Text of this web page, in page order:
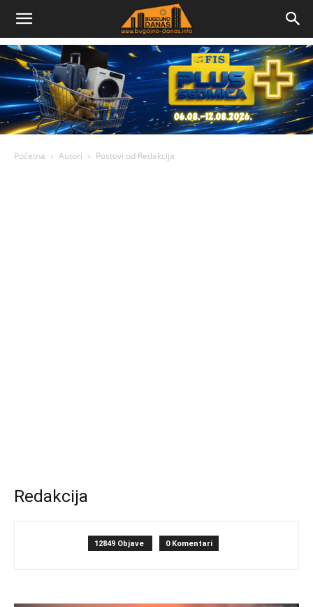
Bugojno
Danas
Početna Autori Postovi od Redakcija
Redakcija
12849 Objave 0 Komentari